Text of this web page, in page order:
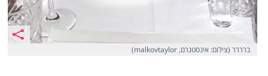
ברררר (צילום: אינסטגרם, malkovtaylor)